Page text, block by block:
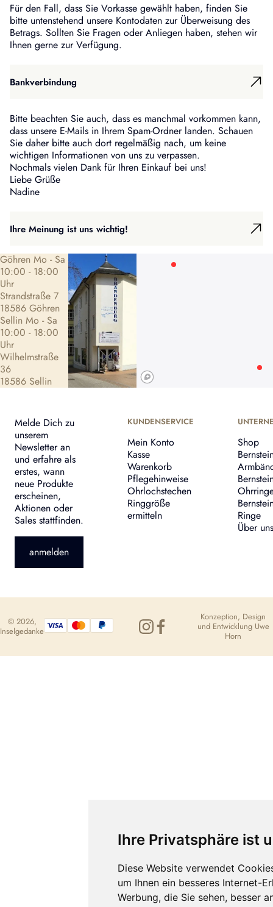
Ihre Privatsphäre ist
Diese Website verwendet
um Ihnen ein besseres Internet-
Werbung, die Sie sehen, besser
Für den Fall, dass Sie Vorkasse gewählt haben, finden Sie
bitte untenstehend unsere Kontodaten zur Überweisung des
Betrags. Sollten Sie Fragen oder Anliegen haben, stehen wir
Ihnen gerne zur Verfügung.
Bankverbindung
IBAN: DE81150505000102077150
BIC: NOLADE21GRW
Bitte beachten Sie auch, dass es manchmal vorkommen kann,
dass unsere E-Mails in Ihrem Spam-Ordner landen. Schauen
Sie daher bitte auch dort regelmäßig nach, um keine
wichtigen Informationen von uns zu verpassen.
Nochmals vielen Dank für Ihren Einkauf bei uns!
Liebe Grüße
Nadine
Ihre Meinung ist uns wichtig!
Wie zufrieden waren Sie insgesamt mit Ihrem Einkauf? Wir
würden uns über Ihr Feedback freuen und sind stets bemüht,
unseren Service weiter zu verbessern.
Feedback geben
Göhren Mo - Sa
10:00 - 18:00
Uhr
Strandstraße 7
18586 Göhren
Sellin Mo - Sa
10:00 - 18:00
Uhr
Wilhelmstraße
36
18586 Sellin
Melde Dich zu
unserem
Newsletter an
und erfahre als
erstes, wann
neue Produkte
erscheinen,
Aktionen oder
Sales stattfinden.
anmelden
KUNDENSERVICE
Mein Konto
Kasse
Warenkorb
Pflegehinweise
Ohrlochstechen
Ringgröße
ermitteln
Shop
Ringe
Über uns
© 2026,
Inselgedanke
Konzeption, Design
und Entwicklung Uwe
Horn